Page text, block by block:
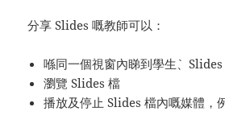
分享 Slides 嘅教師可以：
喺同一個視窗內睇到學生`、
瀏覽 Slides 檔
播放及停止 Slides 檔內嘅媒體，